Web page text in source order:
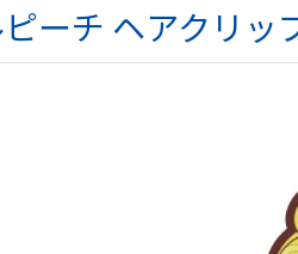
ーチ ヘアクリ